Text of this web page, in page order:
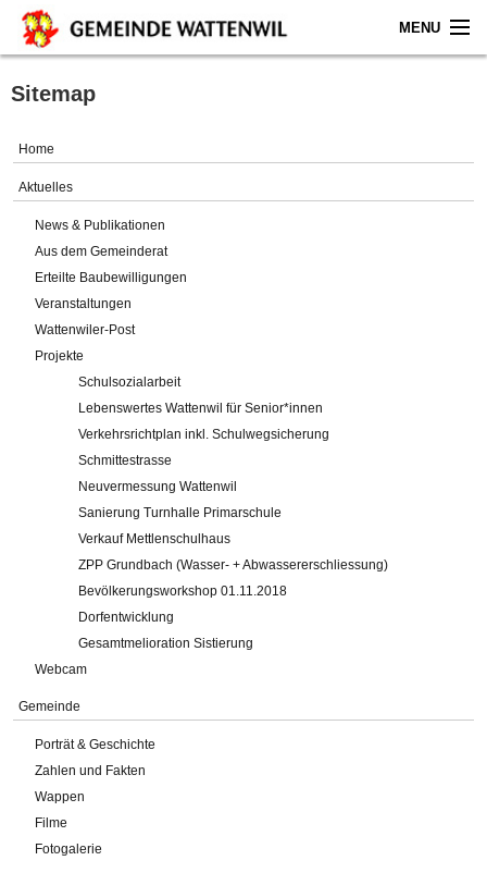
MENU
Home
Gemeinde
Verwaltung
Online-Service
Impressum
Sitemap
Home
Aktuelles
News & Publikationen
Aus dem Gemeinderat
Erteilte Baubewilligungen
Veranstaltungen
Wattenwiler-Post
Projekte
Schulsozialarbeit
Lebenswertes Wattenwil für Senior*innen
Verkehrsrichtplan inkl. Schulwegsicherung
Schmittestrasse
Neuvermessung Wattenwil
Sanierung Turnhalle Primarschule
Verkauf Mettlenschulhaus
ZPP Grundbach (Wasser- + Abwassererschliessung)
Bevölkerungsworkshop 01.11.2018
Dorfentwicklung
Gesamtmelioration Sistierung
Webcam
Gemeinde
Porträt & Geschichte
Zahlen und Fakten
Wappen
Filme
Fotogalerie